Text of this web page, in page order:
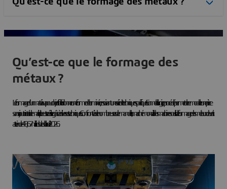
Qu’est-ce que le formage des
métaux ?
Le formage d’un matériau a pour objectif de lui donner une forme déterminée, en suivant une série de techniques spécifiques. En métallurgie, ce procédé permet de remodeler une pièce
sans ajout ni retrait de matière. Il peut se réaliser grâce à diverses techniques. Confronté à de nombreuses demandes, le marché mondial des machines-outils de formage des métaux devrait
atteindre 48,67 milliards de dollars d’ici 2026.